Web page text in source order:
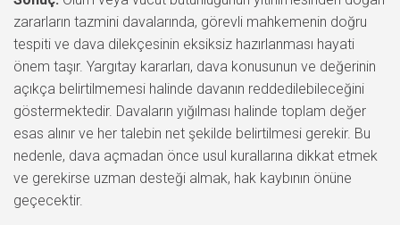
zararların tazmini davalarında, görevli mahkemenin doğru
tespiti ve dava dilekçesinin eksiksiz hazırlanması hayati
önem taşır. Yargıtay kararları, dava konusunun ve değerinin
açıkça belirtilmemesi halinde davanın reddedilebileceğini
göstermektedir. Davaların yığılması halinde toplam değer
esas alınır ve her talebin net şekilde belirtilmesi gerekir. Bu
nedenle, dava açmadan önce usul kurallarına dikkat etmek
ve gerekirse uzman desteği almak, hak kaybının önüne
geçecektir.